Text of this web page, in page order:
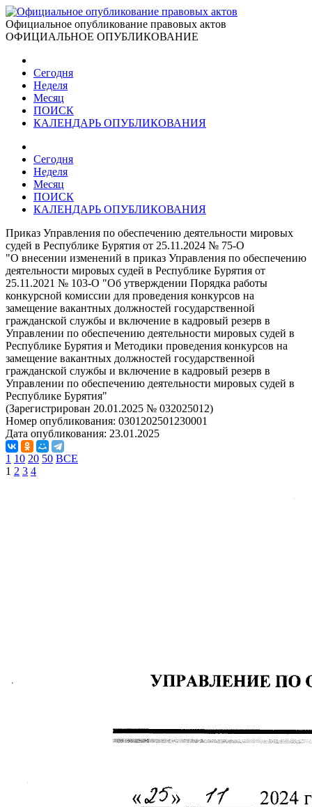
Официальное опубликование правовых актов
ОФИЦИАЛЬНОЕ ОПУБЛИКОВАНИЕ
Сегодня
Неделя
Месяц
ПОИСК
КАЛЕНДАРЬ ОПУБЛИКОВАНИЯ
Сегодня
Неделя
Месяц
ПОИСК
КАЛЕНДАРЬ ОПУБЛИКОВАНИЯ
Приказ Управления по обеспечению деятельности мировых
судей в Республике Бурятия от 25.11.2024 № 75-О
"О внесении изменений в приказ Управления по обеспечению
деятельности мировых судей в Республике Бурятия от
25.11.2021 № 103-О "Об утверждении Порядка работы
конкурсной комиссии для проведения конкурсов на
замещение вакантных должностей государственной
гражданской службы и включение в кадровый резерв в
Управлении по обеспечению деятельности мировых судей в
Республике Бурятия и Методики проведения конкурсов на
замещение вакантных должностей государственной
гражданской службы и включение в кадровый резерв в
Управлении по обеспечению деятельности мировых судей в
Республике Бурятия"
(Зарегистрирован 20.01.2025 № 032025012)
Номер опубликования: 0301202501230001
Дата опубликования: 23.01.2025
1 10 20 50 ВСЕ
1 2 3 4